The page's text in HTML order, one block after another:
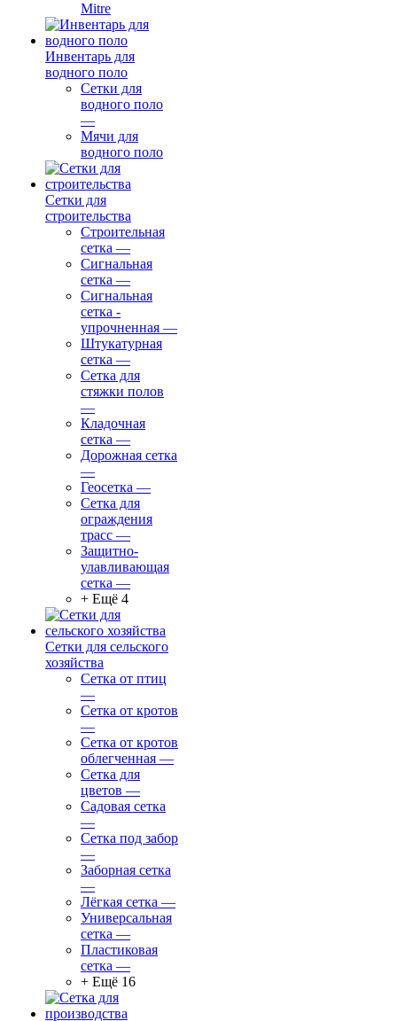
Mitre
Инвентарь для
водного поло
Сетки для
водного поло
—
Мячи для
водного поло
Сетки для
строительства
Строительная
сетка —
Сигнальная
сетка —
Сигнальная
сетка -
упрочненная —
Штукатурная
сетка —
Сетка для
стяжки полов
—
Кладочная
сетка —
Дорожная сетка
—
Геосетка —
Сетка для
ограждения
трасс —
Защитно-
улавливающая
сетка —
+ Ещё 4
Сетки для сельского
хозяйства
Сетка от птиц
—
Сетка от кротов
—
Сетка от кротов
облегченная —
Сетка для
цветов —
Садовая сетка
—
Сетка под забор
—
Заборная сетка
—
Лёгкая сетка —
Универсальная
сетка —
Пластиковая
сетка —
+ Ещё 16